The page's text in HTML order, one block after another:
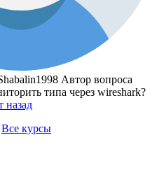
Автор вопроса
типа через wireshark?
назад
Все курсы